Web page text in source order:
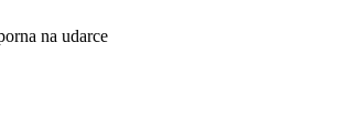
na udarce